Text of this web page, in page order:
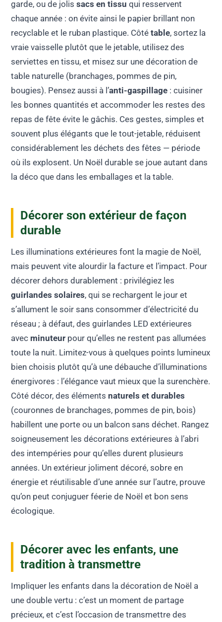
garde, ou de jolissacs en tissu qui resservent
chaque année : on évite ainsi le papier brillant non
recyclable et le ruban plastique. Côtétable, sortez la
vraie vaisselle plutôt que le jetable, utilisez des
serviettes en tissu, et misez sur une décoration de
table naturelle (branchages, pommes de pin,
bougies). Pensez aussi à l’anti-gaspillage : cuisiner
les bonnes quantités et accommoder les restes des
repas de fête évite le gâchis. Ces gestes, simples et
souvent plus élégants que le tout-jetable, réduisent
considérablement les déchets des fêtes — période
où ils explosent. Un Noël durable se joue autant dans
la déco que dans les emballages et la table.
Décorer son extérieur de façon
durable
Les illuminations extérieures font la magie de Noël,
mais peuvent vite alourdir la facture et l’impact. Pour
décorer dehors durablement : privilégiez les
guirlandes solaires, qui se rechargent le jour et
s’allument le soir sans consommer d’électricité du
réseau ; à défaut, des guirlandes LED extérieures
avec minuteur pour qu’elles ne restent pas allumées
toute la nuit. Limitez-vous à quelques points lumineux
bien choisis plutôt qu’à une débauche d’illuminations
énergivores : l’élégance vaut mieux que la surenchère.
Côté décor, des élémentsnaturels et durables
(couronnes de branchages, pommes de pin, bois)
habillent une porte ou un balcon sans déchet. Rangez
soigneusement les décorations extérieures à l’abri
des intempéries pour qu’elles durent plusieurs
années. Un extérieur joliment décoré, sobre en
énergie et réutilisable d’une année sur l’autre, prouve
qu’on peut conjuguer féerie de Noël et bon sens
écologique.
Décorer avec les enfants, une
tradition à transmettre
Impliquer les enfants dans la décoration de Noël a
une double vertu : c’est un moment de partage
précieux, et c’est l’occasion de transmettre des